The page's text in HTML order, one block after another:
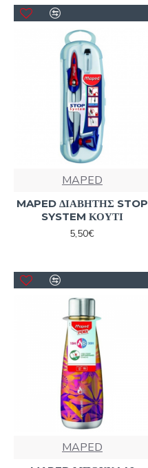
MAPED
MAPED ΔΙΑΒΗΤΗΣ STOP
SYSTEM ΚΟΥΤΙ
5,50€
MAPED